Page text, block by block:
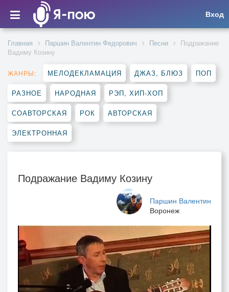
Вход
Главная Паршин Валентин Федорович Песни
Подражание
Вадиму Козину
ЖАНРЫ: МЕЛОДЕКЛАМАЦИЯ ДЖАЗ, БЛЮЗ ПОП
РАЗНОЕ НАРОДНАЯ РЭП, ХИП-ХОП
СОАВТОРСКАЯ РОК АВТОРСКАЯ
ЭЛЕКТРОННАЯ
Подражание Вадиму Козину
Паршин Валентин
Воронеж